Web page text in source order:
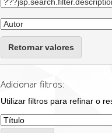
Retornar valores
Adicionar filtros:
Utilizar filtros para refinar o